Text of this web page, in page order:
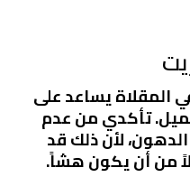
المقلاة يساعد على
تأكدي من عدم
لأن ذلك قد
من أن يكون هشاً.